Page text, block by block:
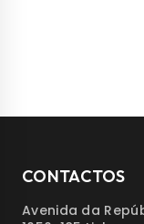
CONTACTOS
Avenida da